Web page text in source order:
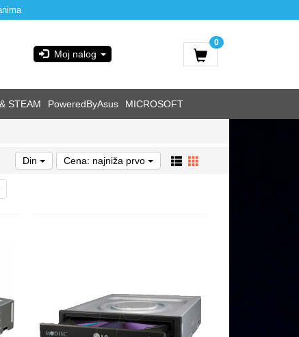
Moj nalog
0
STEAM PoweredByAsus MICROSOFT
Din Cena: najniža prvo